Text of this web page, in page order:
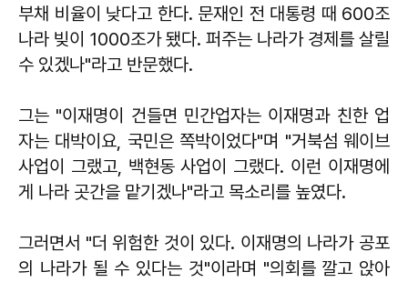
부채 비율이 낮다고 한다. 문재인 전 대통령 때 600조
나라 빚이 1000조가 됐다. 퍼주는 나라가 경제를 살릴
수 있겠나"라고 반문했다.
그는 "이재명이 건들면 민간업자는 이재명과 친한 업
자는 대박이요, 국민은 쪽박이었다"며 "거북섬 웨이브
사업이 그랬고, 백현동 사업이 그랬다. 이런 이재명에
게 나라 곳간을 맡기겠나"라고 목소리를 높였다.
그러면서 "더 위험한 것이 있다. 이재명의 나라가 공포
의 나라가 될 수 있다는 것"이라며 "의회를 깔고 앉아